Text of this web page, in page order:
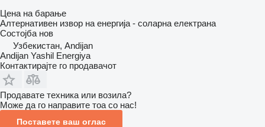
Цена на барање
Алтернативен извор на енергија - соларна електрана
Состојба нов
Узбекистан, Andijan
Andijan Yashil Energiya
Контактирајте го продавачот
Продавате техника или возила?
Може да го направите тоа со нас!
Поставете ваш оглас